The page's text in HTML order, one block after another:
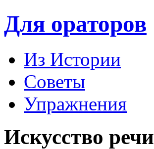
Для ораторов
Из Истории
Советы
Упражнения
Искусство речи